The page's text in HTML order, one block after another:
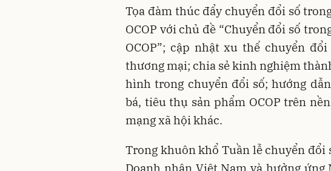
Tọa đàm thúc đẩy chuyển đổi số
OCOP với chủ đề “Chuyển đổi số
OCOP”; cập nhật xu thế chuyển
thương mại; chia sẻ kinh nghiệm
hình trong chuyển đổi số; hướng
bá, tiêu thụ sản phẩm OCOP trên
mạng xã hội khác.
Trong khuôn khổ Tuần lễ chuyển đổi
Doanh nhân Việt Nam và hưởng ứng